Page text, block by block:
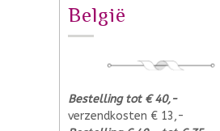
België
Bestelling tot € 40,-
verzendkosten € 13,-